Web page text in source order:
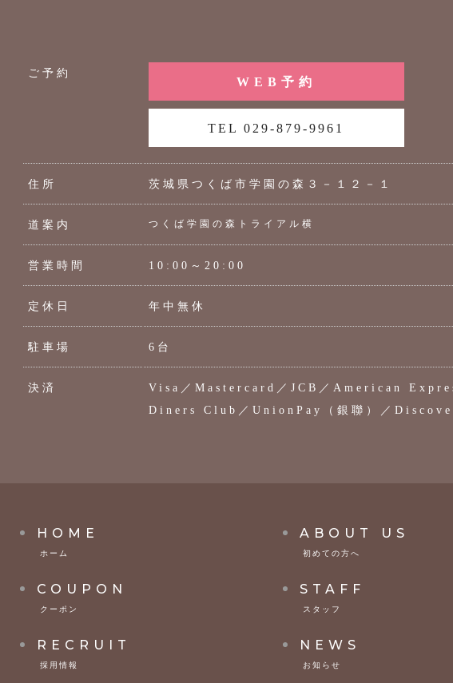
ご予約
WEB予約
TEL 029-879-9961
住所 茨城県つくば市学園の森３－１２－１
道案内 つくば学園の森トライアル横
営業時間 10:00～20:00
定休日 年中無休
駐車場 6台
決済
Visa／Mastercard／JCB／American
Diners Club／UnionPay（銀聯）／
HOME
ホーム
ABOUT US
初めての方へ
COUPON
クーポン
STAFF
スタッフ
RECRUIT
採用情報
NEWS
お知らせ